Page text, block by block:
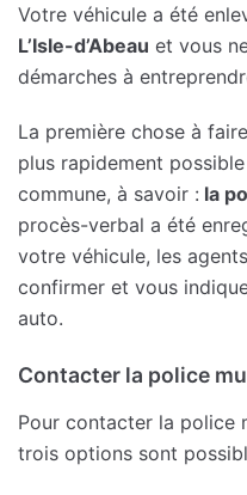
Votre véhicule a été
L’Isle-d’Abeau et vous
démarches à
La première chose à
plus rapidement
commune, à savoir : la
procès-verbal a été
votre véhicule, les
confirmer et vous
auto.
Contacter la police
Pour contacter la police
trois options sont